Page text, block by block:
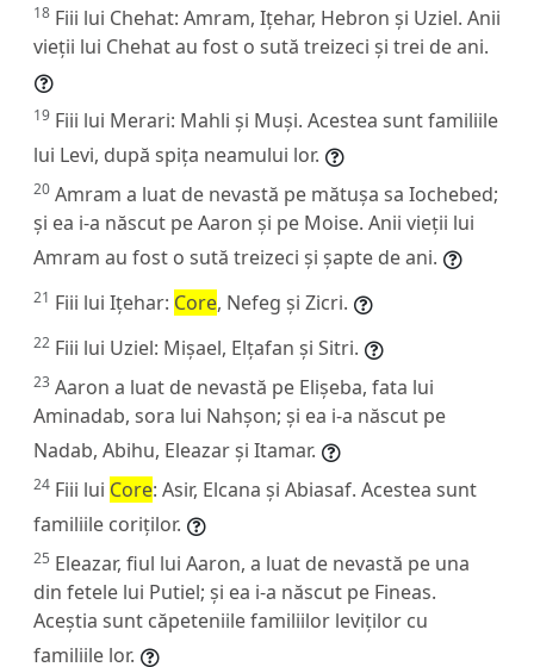
18 Fiii lui Chehat: Amram, Ițehar, Hebron și Uziel. Anii
vieții lui Chehat au fost o sută treizeci și trei de ani.
19 Fiii lui Merari: Mahli și Muși. Acestea sunt familiile
lui Levi, după spița neamului lor.
20 Amram a luat de nevastă pe mătușa sa Iochebed;
și ea i-a născut pe Aaron și pe Moise. Anii vieții lui
Amram au fost o sută treizeci și șapte de ani.
21 Fiii lui Ițehar: Core, Nefeg și Zicri.
22 Fiii lui Uziel: Mișael, Elțafan și Sitri.
23 Aaron a luat de nevastă pe Elișeba, fata lui
Aminadab, sora lui Nahșon; și ea i-a născut pe
Nadab, Abihu, Eleazar și Itamar.
24 Fiii lui Core: Asir, Elcana și Abiasaf. Acestea sunt
familiile coriților.
25 Eleazar, fiul lui Aaron, a luat de nevastă pe una
din fetele lui Putiel; și ea i-a născut pe Fineas.
Aceștia sunt căpeteniile familiilor leviților cu
familiile lor.